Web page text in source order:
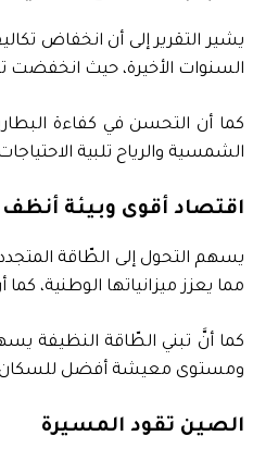
يشير التقرير إلى أن انخفاض
السنوات الأخيرة، حيث انخفضت تكلفة تخزين الكهرباء عبر البطاريات
كما أن التحسن في كفاءة
الشمسية والرياح تلبية
اقتصاد أقوى وبيئة أنظف
يسهم التحول إلى الطّاقة
مما يعزز ميزانياتها الوطنية،
كما أنَّ تبني الطّاقة النظيفة
ومستوى معيشة أفضل
الصين تقود المسيرة